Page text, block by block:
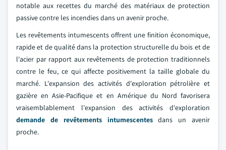
notable aux recettes du marché des matériaux de protection
passive contre les incendies dans un avenir proche.
Les revêtements intumescents offrent une finition économique,
rapide et de qualité dans la protection structurelle du bois et de
l'acier par rapport aux revêtements de protection traditionnels
contre le feu, ce qui affecte positivement la taille globale du
marché. L'expansion des activités d'exploration pétrolière et
gazière en Asie-Pacifique et en Amérique du Nord favorisera
vraisemblablement l'expansion des activités d'exploration
demande de revêtements intumescentesdans un avenir
proche.